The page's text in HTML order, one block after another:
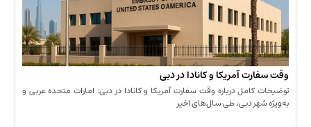
آمریکا و کانادا در دبی
درباره وقت سفارت آمریکا و کانادا در دبی: امارات متحده عربی و
دبی، طی سال‌های اخیر